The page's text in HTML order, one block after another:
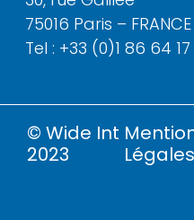
75016 Paris – FRANCE
Tel : +33 (0)1 86 64
© Wide Int
2023
Légales